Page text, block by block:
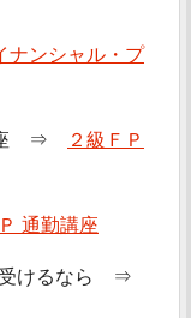
ナンシャル・プ
座 ⇒
２級ＦＰ
通勤講座
受けるなら ⇒